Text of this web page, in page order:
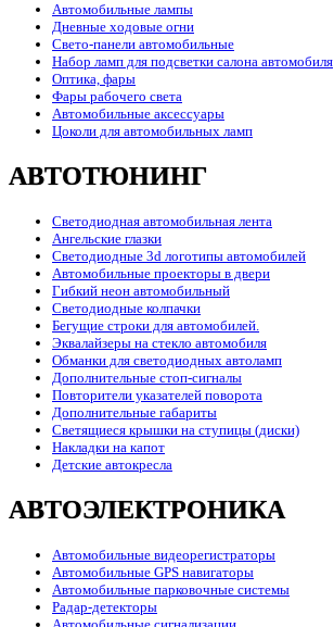
Автомобильные лампы
Дневные ходовые огни
Свето-панели автомобильные
Набор ламп для подсветки салона автомобиля
Оптика, фары
Фары рабочего света
Автомобильные аксессуары
Цоколи для автомобильных ламп
АВТОТЮНИНГ
Светодиодная автомобильная лента
Ангельские глазки
Светодиодные 3d логотипы автомобилей
Автомобильные проекторы в двери
Гибкий неон автомобильный
Светодиодные колпачки
Бегущие строки для автомобилей.
Эквалайзеры на стекло автомобиля
Обманки для светодиодных автоламп
Дополнительные стоп-сигналы
Повторители указателей поворота
Дополнительные габариты
Светящиеся крышки на ступицы (диски)
Накладки на капот
Детские автокресла
АВТОЭЛЕКТРОНИКА
Автомобильные видеорегистраторы
Автомобильные GPS навигаторы
Автомобильные парковочные системы
Радар-детекторы